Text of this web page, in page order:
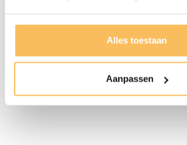
Alles toestaan
Aanpassen
vanaf €500.-